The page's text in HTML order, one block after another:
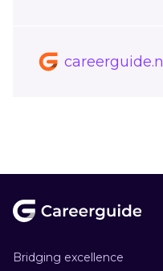
careerguide.nl
Bridging excellence